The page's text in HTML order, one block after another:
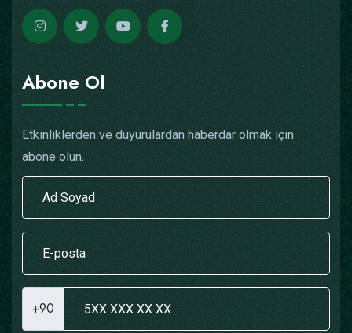
Abone Ol
Etkinliklerden ve duyurulardan haberdar olmak için
abone olun.
+90